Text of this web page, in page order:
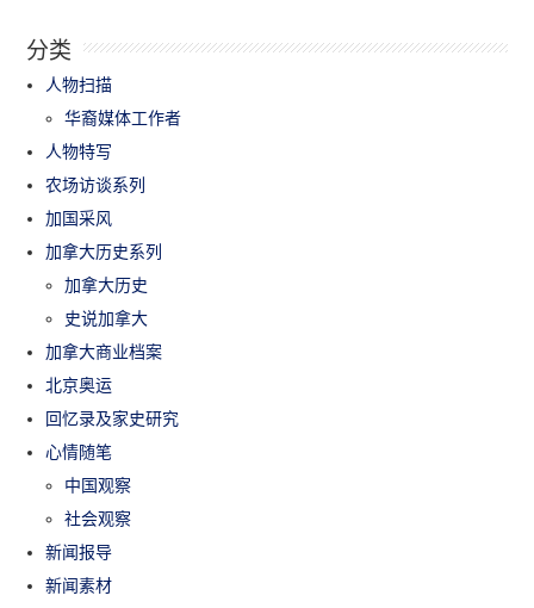
分类
人物扫描
华裔媒体工作者
人物特写
农场访谈系列
加国采风
加拿大历史系列
加拿大历史
史说加拿大
加拿大商业档案
北京奥运
回忆录及家史研究
心情随笔
中国观察
社会观察
新闻报导
新闻素材